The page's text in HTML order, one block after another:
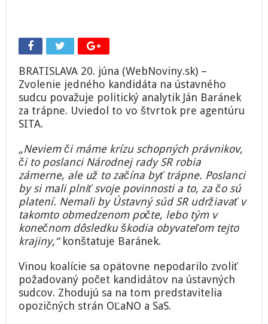
BRATISLAVA 20. júna (WebNoviny.sk) –
Zvolenie jedného kandidáta na ústavného
sudcu považuje politický analytik Ján Baránek
za trápne. Uviedol to vo štvrtok pre agentúru
SITA.
„Neviem či máme krízu schopných právnikov,
či to poslanci Národnej rady SR robia
zámerne, ale už to začína byť trápne. Poslanci
by si mali plniť svoje povinnosti a to, za čo sú
platení. Nemali by Ústavný súd SR udržiavať v
takomto obmedzenom počte, lebo tým v
konečnom dôsledku škodia obyvateľom tejto
krajiny,“konštatuje Baránek.
Vinou koalície sa opätovne nepodarilo zvoliť
požadovaný počet kandidátov na ústavných
sudcov. Zhodujú sa na tom predstavitelia
opozičných strán OĽaNO a SaS.